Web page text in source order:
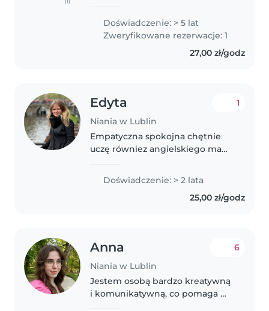
of all ages - from babies to
teenagers. I am responsible,
creative and enthusiastic. I..
Doświadczenie: > 5 lat
Zweryfikowane rezerwacje: 1
27,00 zł/godz
Edyta
Niania w Lublin
1
Empatyczna spokojna chętnie
uczę równiez angielskiego mam
pedagogiczne.
Doświadczenie: > 2 lata
25,00 zł/godz
Anna
Niania w Lublin
6
Jestem osobą bardzo kreatywną
i komunikatywną, co pomaga mi